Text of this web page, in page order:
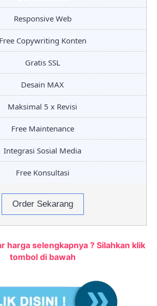
Responsive Web
Free Copywriting Konten
Gratis SSL
Desain MAX
Maksimal 5 x Revisi
Free Maintenance
Integrasi Sosial Media
Free Konsultasi
Order Sekarang
harga selengkapnya ? Silahkan klik
tombol di bawah